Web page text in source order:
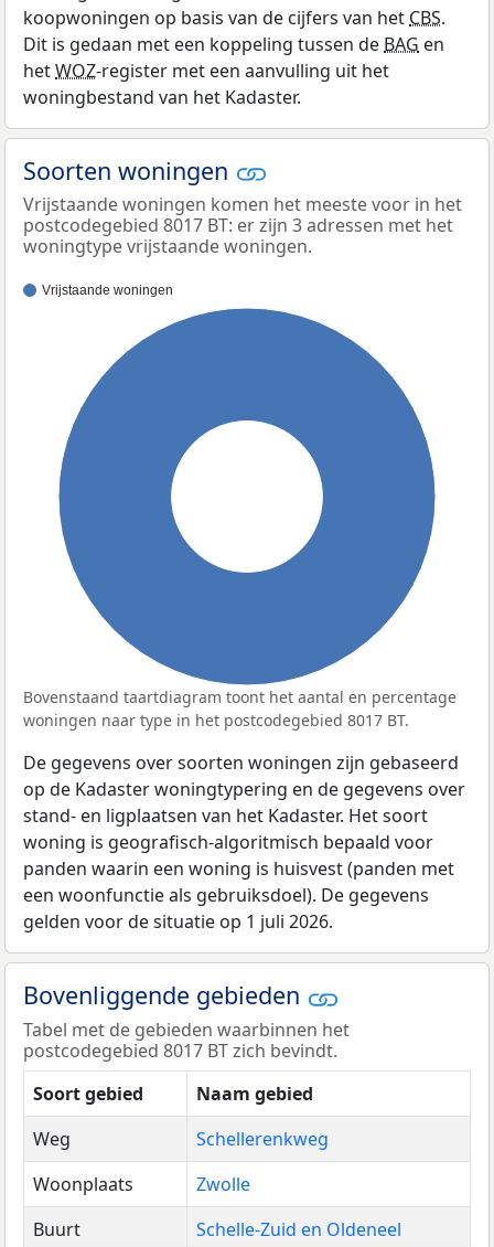
koopwoningen op basis van de cijfers van het CBS.
Dit is gedaan met een koppeling tussen de BAG en
hetWOZ-register met een aanvulling uit het
woningbestand van het Kadaster.
Soorten woningen
Vrijstaande woningen komen het meeste voor in het
postcodegebied 8017 BT: er zijn 3 adressen met het
woningtype vrijstaande woningen.
Vrijstaande woningen
Bovenstaand taartdiagram toont het aantal en percentage
woningen naar type in het postcodegebied 8017 BT.
De gegevens over soorten woningen zijn gebaseerd
op de Kadaster woningtypering en de gegevens over
stand- en ligplaatsen van het Kadaster. Het soort
woning is geografisch-algoritmisch bepaald voor
panden waarin een woning is huisvest (panden met
een woonfunctie als gebruiksdoel). De gegevens
gelden voor de situatie op 1 juli 2026.
Bovenliggende gebieden
Tabel met de gebieden waarbinnen het
postcodegebied 8017 BT zich bevindt.
Soort gebied
Naam gebied
Weg
Schellerenkweg
Woonplaats
Zwolle
Buurt
Schelle-Zuid en Oldeneel